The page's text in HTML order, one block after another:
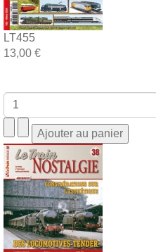
LT455
13,00 €